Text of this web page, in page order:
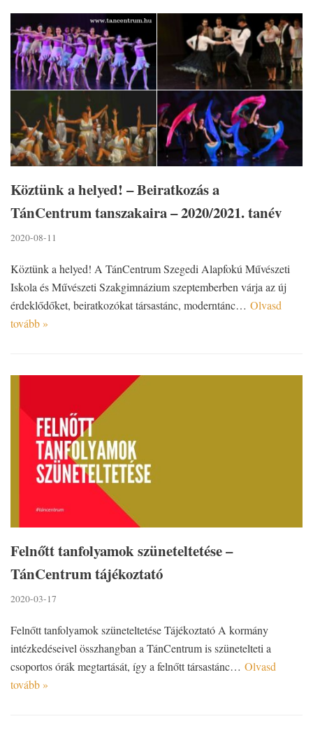
Köztünk a helyed! – Beiratkozás a
TánCentrum tanszakaira – 2020/2021. tanév
2020-08-11
Köztünk a helyed! A TánCentrum Szegedi Alapfokú Művészeti
Iskola és Művészeti Szakgimnázium szeptemberben várja az új
érdeklődőket, beiratkozókat társastánc, moderntánc… Olvasd
tovább »
Felnőtt tanfolyamok szüneteltetése –
TánCentrum tájékoztató
2020-03-17
Felnőtt tanfolyamok szüneteltetése Tájékoztató A kormány
intézkedéseivel összhangban a TánCentrum is szünetelteti a
csoportos órák megtartását, így a felnőtt társastánc… Olvasd
tovább »